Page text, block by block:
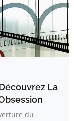
La
du